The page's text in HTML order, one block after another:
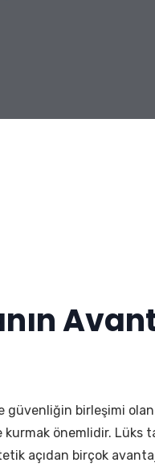
birleşimi
kurmak önemlidir.
açıdan birçok